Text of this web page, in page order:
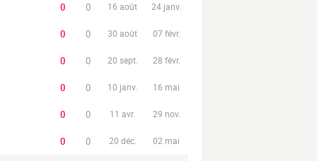
0 0 16 août 24 janv.
0 0 30 août 07 févr.
0 0 20 sept. 28 févr.
0 0 10 janv. 16 mai
0 0 11 avr. 29 nov.
0 0 20 déc. 02 mai